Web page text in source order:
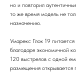
но и повторил
то же время модель не
назначению.
Умарекс Глок 19
благодаря экономичной
120 выстрелов с одной
размещения открывается